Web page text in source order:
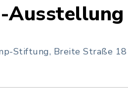
Ausstellung
Stiftung, Breite Straße 18